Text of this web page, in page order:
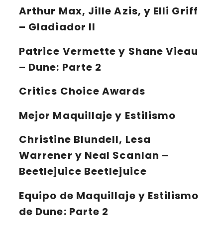
Arthur Max, Jille Azis, y Elli Griff
– Gladiador II
Patrice Vermette y Shane Vieau
– Dune: Parte 2
Critics Choice Awards
Mejor Maquillaje y Estilismo
Christine Blundell, Lesa
Warrener y Neal Scanlan –
Beetlejuice Beetlejuice
Equipo de Maquillaje y Estilismo
de Dune: Parte 2